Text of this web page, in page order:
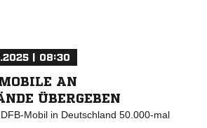
| 08:30
AN
ÜBERGEBEN
Mobil in Deutschland 50.000-mal